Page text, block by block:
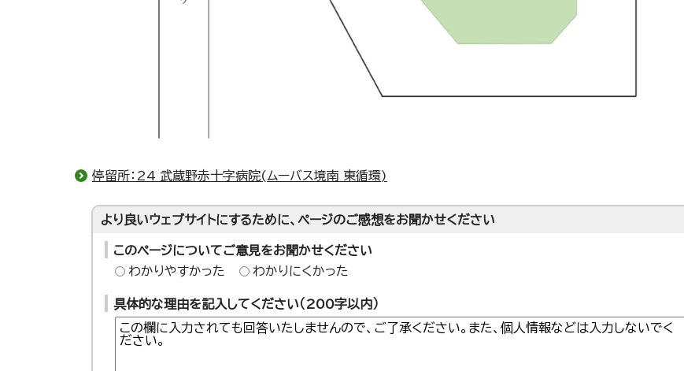
停留所：24 武蔵野赤十字病院(ムーバス境南 東循環)
より良いウェブサイトにするために、ページのご感想をお聞かせください
このページについてご意見をお聞かせください
わかりやすかった
わかりにくかった
具体的な理由を記入してください（200字以内）